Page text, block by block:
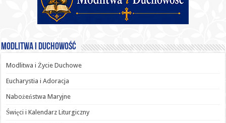
Modlitwa i Duchowość
Modlitwa i Życie Duchowe
Eucharystia i Adoracja
Nabożeństwa Maryjne
Święci i Kalendarz Liturgiczny